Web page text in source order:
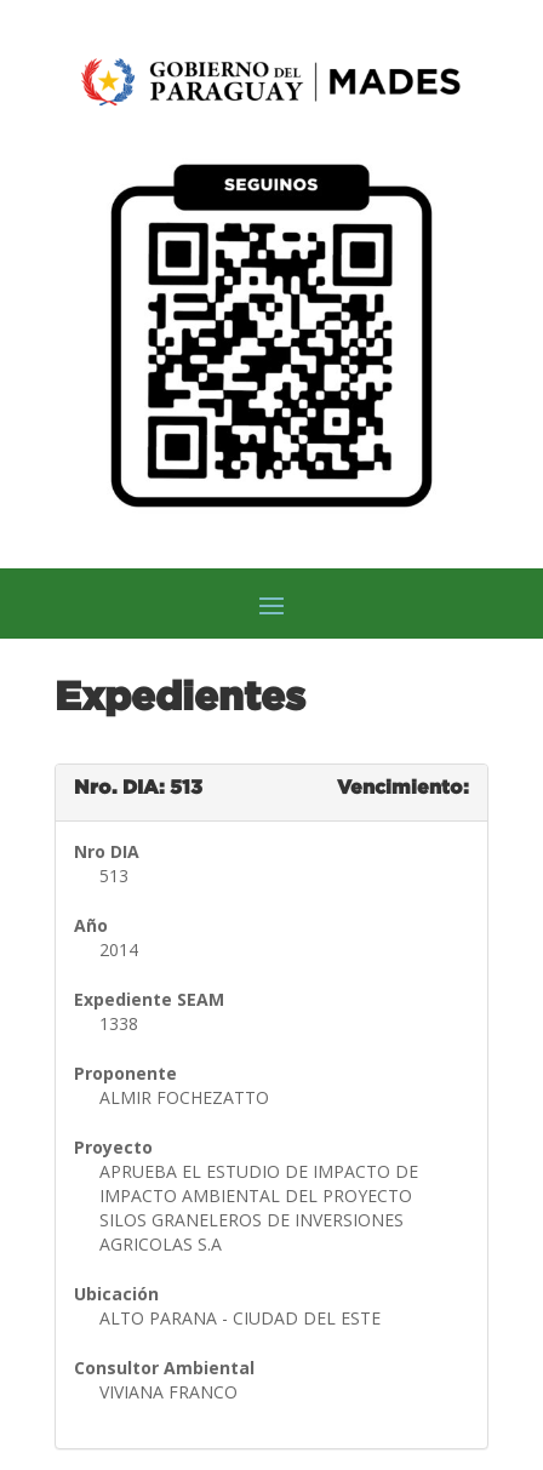
Expedientes
Nro. DIA: 513 Vencimiento:
Nro DIA
513
Año
2014
Expediente SEAM
1338
Proponente
ALMIR FOCHEZATTO
Proyecto
APRUEBA EL ESTUDIO DE IMPACTO DE
IMPACTO AMBIENTAL DEL PROYECTO
SILOS GRANELEROS DE INVERSIONES
AGRICOLAS S.A
Ubicación
ALTO PARANA - CIUDAD DEL ESTE
Consultor Ambiental
VIVIANA FRANCO